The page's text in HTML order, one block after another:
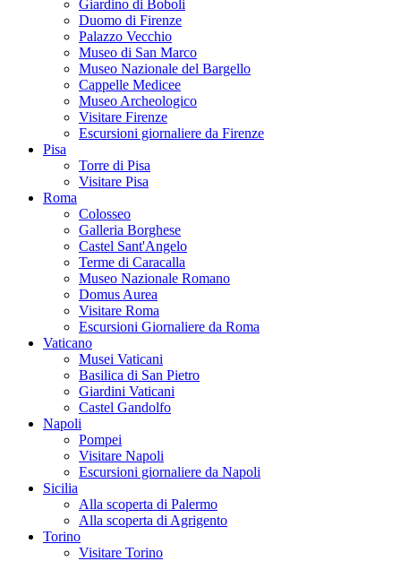
Giardino di Boboli
Duomo di Firenze
Palazzo Vecchio
Museo di San Marco
Museo Nazionale del Bargello
Cappelle Medicee
Museo Archeologico
Visitare Firenze
Escursioni giornaliere da Firenze
Pisa
Torre di Pisa
Visitare Pisa
Roma
Colosseo
Galleria Borghese
Castel Sant'Angelo
Terme di Caracalla
Museo Nazionale Romano
Domus Aurea
Visitare Roma
Escursioni Giornaliere da Roma
Vaticano
Musei Vaticani
Basilica di San Pietro
Giardini Vaticani
Castel Gandolfo
Napoli
Pompei
Visitare Napoli
Escursioni giornaliere da Napoli
Sicilia
Alla scoperta di Palermo
Alla scoperta di Agrigento
Torino
Visitare Torino